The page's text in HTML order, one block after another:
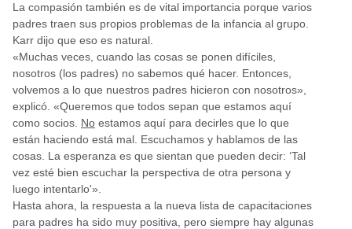
La compasión también es de vital importancia porque varios
padres traen sus propios problemas de la infancia al grupo.
Karr dijo que eso es natural.
«Muchas veces, cuando las cosas se ponen difíciles,
nosotros (los padres) no sabemos qué hacer. Entonces,
volvemos a lo que nuestros padres hicieron con nosotros»,
explicó. «Queremos que todos sepan que estamos aquí
como socios. No estamos aquí para decirles que lo que
están haciendo está mal. Escuchamos y hablamos de las
cosas. La esperanza es que sientan que pueden decir: ‘Tal
vez esté bien escuchar la perspectiva de otra persona y
luego intentarlo'».
Hasta ahora, la respuesta a la nueva lista de capacitaciones
para padres ha sido muy positiva, pero siempre hay algunas